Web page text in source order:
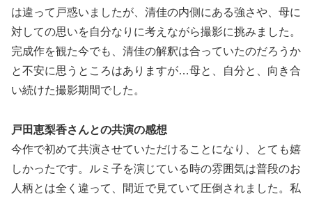
は違って戸惑いましたが、清佳の内側にある強さや、母に
対しての思いを自分なりに考えながら撮影に挑みました。
完成作を観た今でも、清佳の解釈は合っていたのだろうか
と不安に思うところはありますが…母と、自分と、向き合
い続けた撮影期間でした。
戸田恵梨香さんとの共演の感想
今作で初めて共演させていただけることになり、とても嬉
しかったです。ルミ子を演じている時の雰囲気は普段のお
人柄とは全く違って、間近で見ていて圧倒されました。私